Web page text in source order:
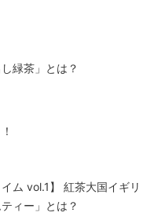
緑茶」とは？
ム vol.1】 紅茶大国イギリ
ィー」とは？